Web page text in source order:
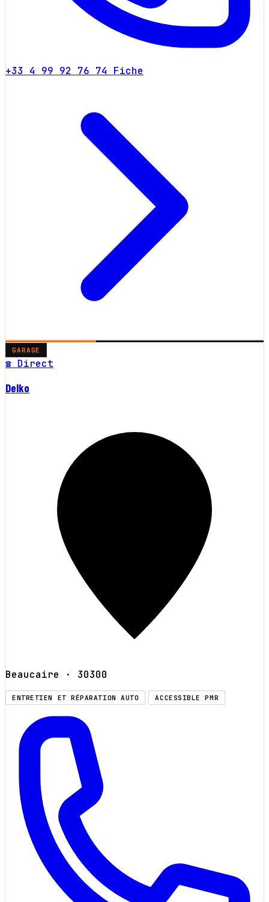
+33 4 99 92 76 74 Fiche
GARAGE
☎ Direct
Delko
Beaucaire · 30300
ENTRETIEN ET RÉPARATION AUTO ACCESSIBLE PMR